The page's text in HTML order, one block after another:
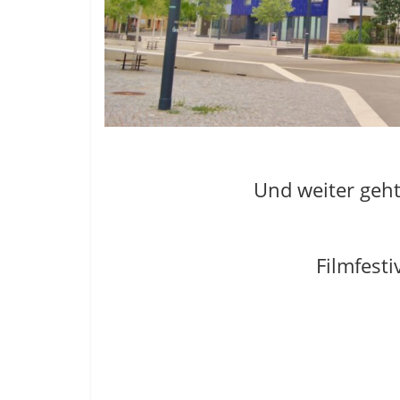
Und weiter